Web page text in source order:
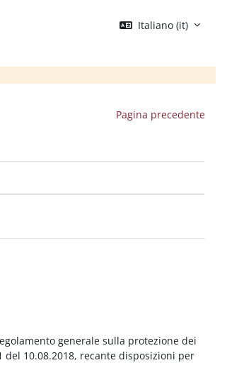
Italiano ‎(it)‎
Pagina precedente
generale sulla protezione dei
del 10.08.2018, recante disposizioni per